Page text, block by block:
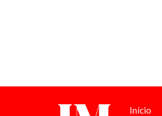
Início